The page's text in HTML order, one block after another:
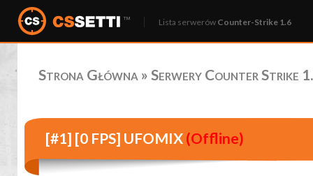
Lista serwerów Counter-Strike 1.6
Strona Główna » Serwery Counter Strike
[#1] [0 FPS] UFOMIX (Offline)